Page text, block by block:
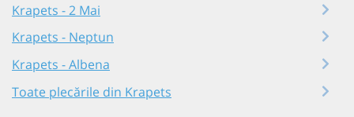
Krapets - 2 Mai
Krapets - Neptun
Krapets - Albena
Toate plecările din Krapets